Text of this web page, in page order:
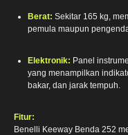
Berat: Sekitar 165 kg,
pemula maupun
Elektronik: Panel
yang menampilkan
bakar, dan jarak tempuh.
Fitur:
Benelli Keeway Benda 252